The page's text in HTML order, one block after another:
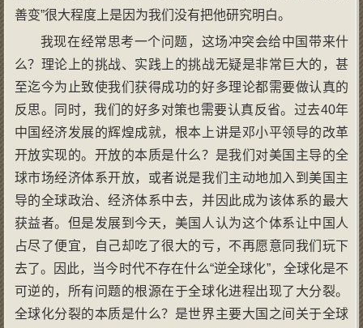
善变”很大程度上是因为我们没有把他研究明白。
我现在经常思考一个问题，这场冲突会给中国带来什
么？理论上的挑战、实践上的挑战无疑是非常巨大的，甚
至迄今为止致使我们获得成功的好多理论都需要做认真的
反思。同时，我们的好多对策也需要认真反省。过去40年
中国经济发展的辉煌成就，根本上讲是邓小平领导的改革
开放实现的。开放的本质是什么？是我们对美国主导的全
球市场经济体系开放，或者说是我们主动地加入到美国主
导的全球政治、经济体系中去，并因此成为该体系的最大
获益者。但是发展到今天，美国人认为这个体系让中国人
占尽了便宜，自己却吃了很大的亏，不再愿意同我们玩下
去了。因此，当今时代不存在什么“逆全球化”，全球化是不
可逆的，所有问题的根源在于全球化进程出现了大分裂。
全球化分裂的本质是什么？是世界主要大国之间关于全球